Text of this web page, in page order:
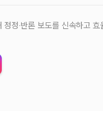
정‧반론 보도를 신속하고